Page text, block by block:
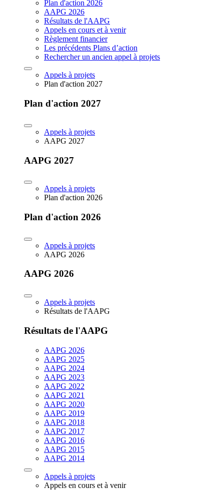
Plan d'action 2026
AAPG 2026
Résultats de l'AAPG
Appels en cours et à venir
Règlement financier
Les précédents Plans d’action
Rechercher un ancien appel à projets
Appels à projets
Plan d'action 2027
Plan d'action 2027
Appels à projets
AAPG 2027
AAPG 2027
Appels à projets
Plan d'action 2026
Plan d'action 2026
Appels à projets
AAPG 2026
AAPG 2026
Appels à projets
Résultats de l'AAPG
Résultats de l'AAPG
AAPG 2026
AAPG 2025
AAPG 2024
AAPG 2023
AAPG 2022
AAPG 2021
AAPG 2020
AAPG 2019
AAPG 2018
AAPG 2017
AAPG 2016
AAPG 2015
AAPG 2014
Appels à projets
Appels en cours et à venir